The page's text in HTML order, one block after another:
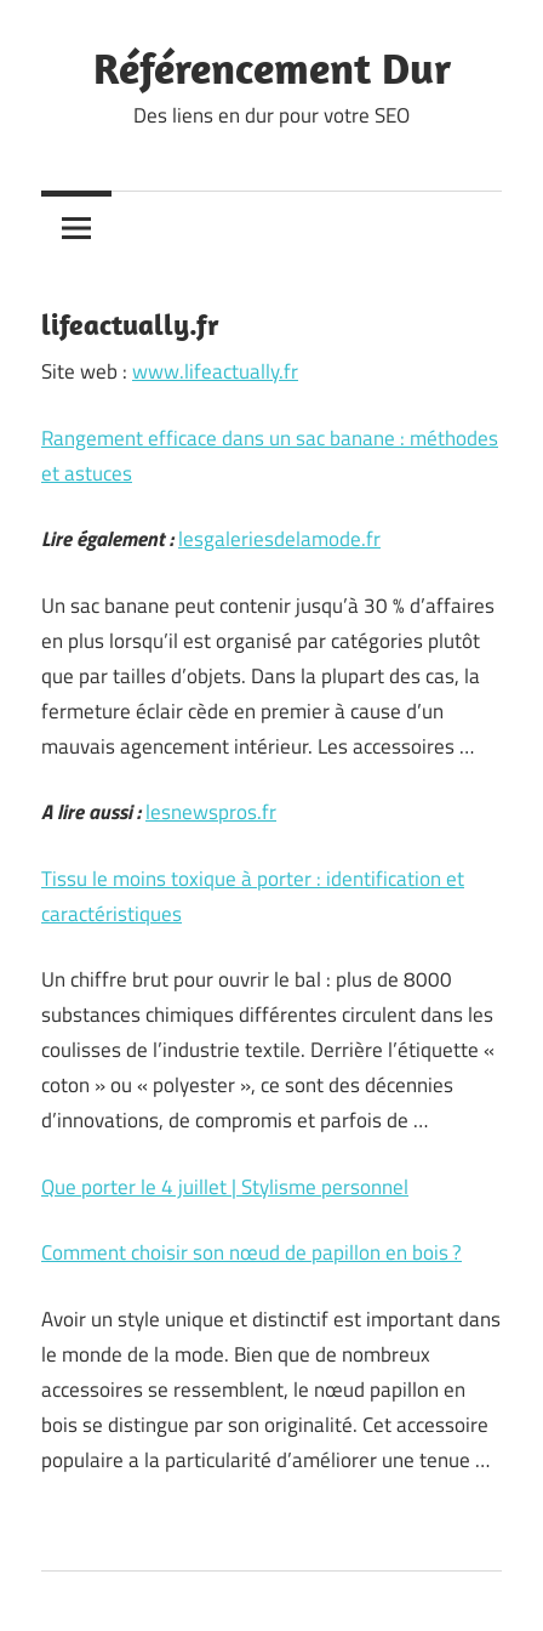
contentRéférencement Dur
Des liens en dur pour votre SEO
lifeactually.fr
Site web :www.lifeactually.fr
Rangement efficace dans un sac banane : méthodes
et astuces
Lire également :lesgaleriesdelamode.fr
Un sac banane peut contenir jusqu’à 30 % d’affaires
en plus lorsqu’il est organisé par catégories plutôt
que par tailles d’objets. Dans la plupart des cas, la
fermeture éclair cède en premier à cause d’un
mauvais agencement intérieur. Les accessoires …
A lire aussi :lesnewspros.fr
Tissu le moins toxique à porter : identification et
caractéristiques
Un chiffre brut pour ouvrir le bal : plus de 8000
substances chimiques différentes circulent dans les
coulisses de l’industrie textile. Derrière l’étiquette «
coton » ou « polyester », ce sont des décennies
d’innovations, de compromis et parfois de …
Que porter le 4 juillet | Stylisme personnel
Comment choisir son nœud de papillon en bois ?
Avoir un style unique et distinctif est important dans
le monde de la mode. Bien que de nombreux
accessoires se ressemblent, le nœud papillon en
bois se distingue par son originalité. Cet accessoire
populaire a la particularité d’améliorer une tenue …